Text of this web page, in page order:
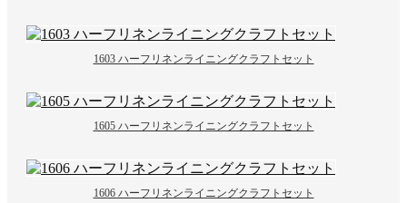
1603 ハーフリネンライニングクラフトセット
1605 ハーフリネンライニングクラフトセット
1606 ハーフリネンライニングクラフトセット